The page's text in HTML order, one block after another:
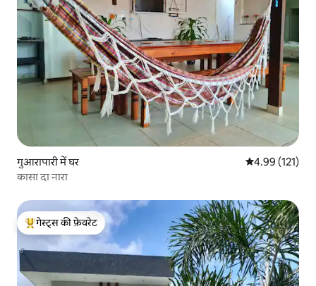
गुआरापारी में घर औसत रेटिंग 5 में से
4.99 (121)
कासा दा नारा
गेस्ट्स का टॉप फ़ेवरेट
गेस्ट्स की फ़ेवरेट